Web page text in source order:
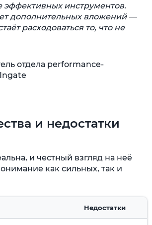
эффективных инструментов.
дополнительных вложений —
расходоваться то, что не
отдела performance-
и недостатки
и честный взгляд на неё
как сильных, так и
Недостатки